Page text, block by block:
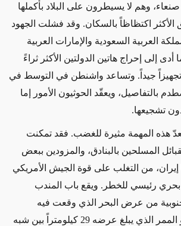
وهم لا يسيطرون على البلاد بأكملها
الأكثر اكتظاظاً بالسكان. وقد فشلت الجهود
العربية السعودية والإمارات العربية
أدى إلى إحراج هاتين الدولتين الأكثر ثراءً
تجهيزاً جيداً. وتساعد واشنطن في التوسط في
بالتفاصيل، ويعقّد الحوثيون الأمور إما
تشجيعها.
هذه المهمة مثيرة للغضب. فقد تمكنت
المسلحين بالبنادق، والمزودين ببعض
إيران، من التغلب على قوة الجيش الأمريكي
رئيسي للخطر. ويقع باب المندب
من عرض البحر الذي وقعت فيه
الممر الذي يبلغ عرضه 29 كيلومتراً
بين شبه